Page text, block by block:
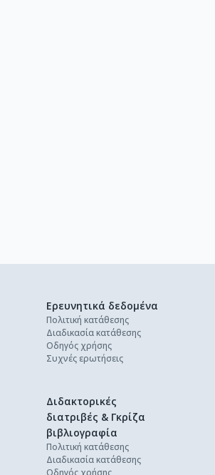
Ερευνητικά δεδομένα
Πολιτική κατάθεσης
Διαδικασία κατάθεσης
Οδηγός χρήσης
Συχνές ερωτήσεις
Διδακτορικές
διατριβές & Γκρίζα
βιβλιογραφία
Πολιτική κατάθεσης
Διαδικασία κατάθεσης